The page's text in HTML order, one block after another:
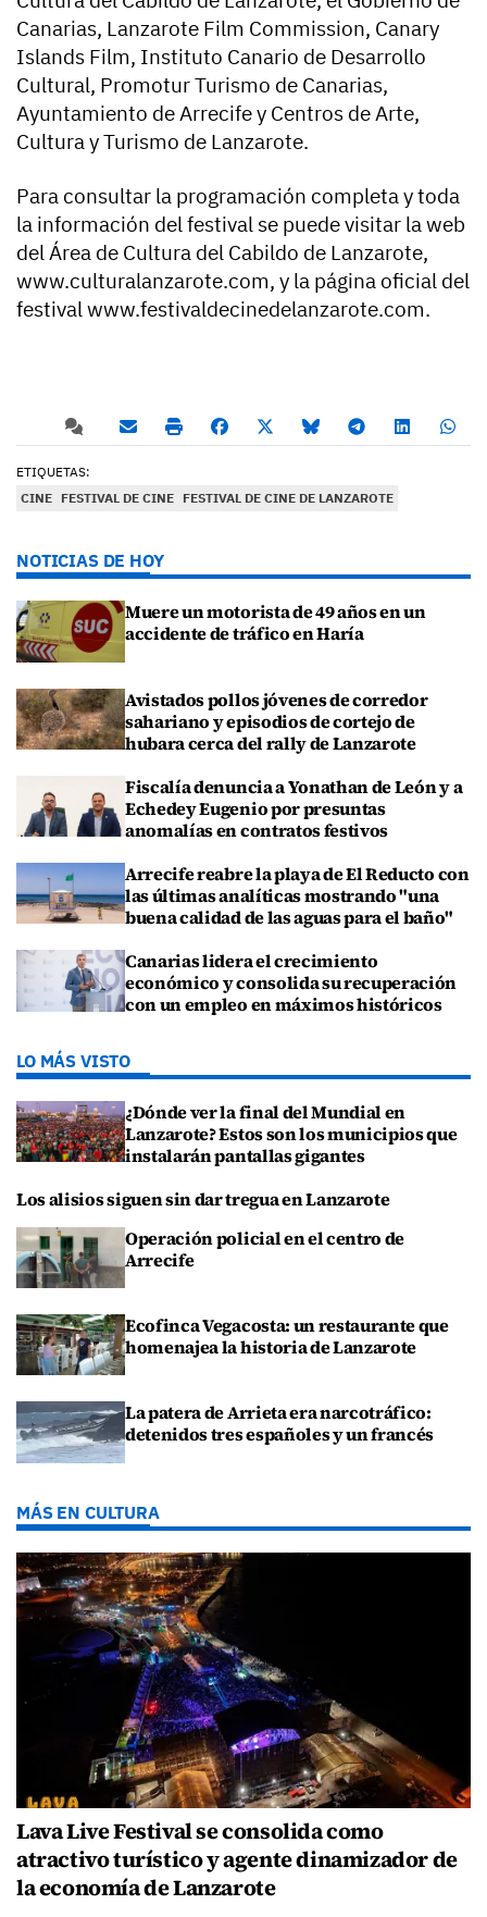
Canarias, Lanzarote Film Commission, Canary
Islands Film, Instituto Canario de Desarrollo
Cultural, Promotur Turismo de Canarias,
Ayuntamiento de Arrecife y Centros de Arte,
Cultura y Turismo de Lanzarote.
Para consultar la programación completa y toda
la información del festival se puede visitar la web
del Área de Cultura del Cabildo de Lanzarote,
www.culturalanzarote.com, y la página oficial del
festival www.festivaldecinedelanzarote.com.
ETIQUETAS:
CINE FESTIVAL DE CINE FESTIVAL DE CINE DE LANZAROTE
NOTICIAS DE HOY
Muere un motorista de 49 años en un
accidente de tráfico en Haría
Avistados pollos jóvenes de corredor
sahariano y episodios de cortejo de
hubara cerca del rally de Lanzarote
Fiscalía denuncia a Yonathan de León y a
Echedey Eugenio por presuntas
anomalías en contratos festivos
Arrecife reabre la playa de El Reducto con
las últimas analíticas mostrando "una
buena calidad de las aguas para el baño"
Canarias lidera el crecimiento
económico y consolida su recuperación
con un empleo en máximos históricos
LO MÁS VISTO
¿Dónde ver la final del Mundial en
Lanzarote? Estos son los municipios que
instalarán pantallas gigantes
Los alisios siguen sin dar tregua en Lanzarote
Operación policial en el centro de
Arrecife
Ecofinca Vegacosta: un restaurante que
homenajea la historia de Lanzarote
La patera de Arrieta era narcotráfico:
detenidos tres españoles y un francés
MÁS EN CULTURA
Lava Live Festival se consolida como
atractivo turístico y agente dinamizador de
la economía de Lanzarote